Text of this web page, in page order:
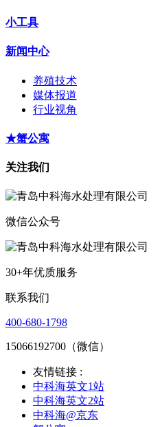
小工具
新闻中心
养殖技术
媒体报道
行业视角
★蟹公寓
关注我们
微信公众号
30+年优质服务
联系我们
400-680-1798
15066192700（微信）
友情链接 :
中科海英文1站
中科海英文2站
中科海@京东